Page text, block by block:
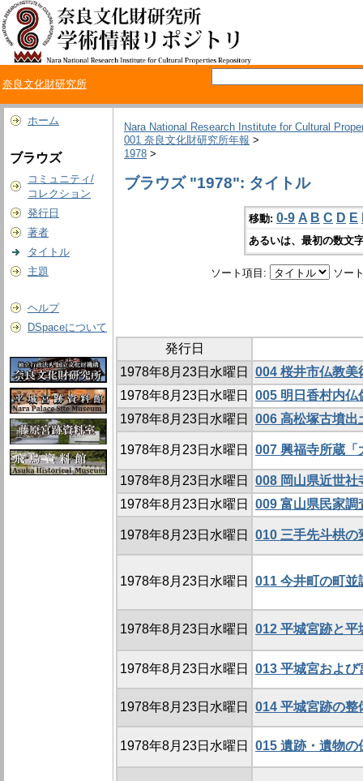
奈良文化財研究所
ホーム
ブラウズ
コミュニティ/
コレクション
発行日
著者
タイトル
主題
ヘルプ
DSpaceについて
Nara National Research Institute for Cultural
001 奈良文化財研究所年報 >
1978 >
ブラウズ "1978": タイトル
移動: 0-9 A B C D E
あるいは、最初の数文
ソート項目: ソー
発行日
1978年8月23日水曜日
004 桜井市仏教美
1978年8月23日水曜日
005 明日香村内仏
1978年8月23日水曜日
006 高松塚古墳出
1978年8月23日水曜日 007 興福寺所蔵「
1978年8月23日水曜日
008 岡山県近世社
1978年8月23日水曜日
009 富山県民家調
1978年8月23日水曜日 010 三手先斗栱の
1978年8月23日水曜日 011 今井町の町並
1978年8月23日水曜日 012 平城宮跡と平
1978年8月23日水曜日 013 平城宮および
1978年8月23日水曜日 014 平城宮跡の整
1978年8月23日水曜日 015 遺跡・遺物の